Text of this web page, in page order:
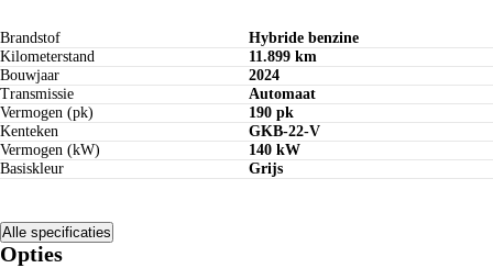
Whatsapp ons
Brandstof
Hybride benzine
Kilometerstand
11.899 km
Bouwjaar
2024
Transmissie
Automaat
Vermogen (pk)
190 pk
Kenteken
GKB-22-V
Vermogen (kW)
140 kW
Basiskleur
Grijs
Alle specificaties
Opties